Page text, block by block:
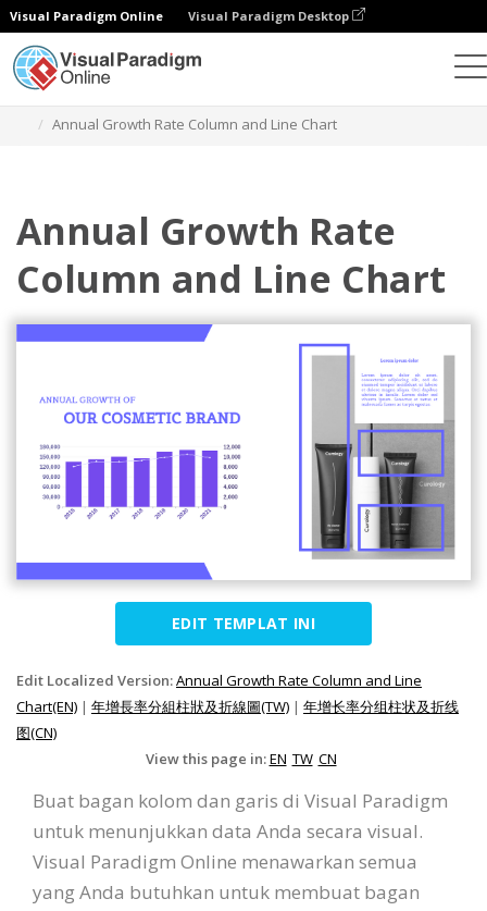
Visual Paradigm Online Visual Paradigm Desktop
Annual Growth Rate Column and Line Chart
Annual Growth Rate
Column and Line Chart
EDIT TEMPLAT INI
Edit Localized Version:Annual Growth Rate Column and Line
Chart(EN) | 年增長率分組柱狀及折線圖(TW) | 年增长率分组柱状及折线
图(CN)
View this page in:EN TW CN
Buat bagan kolom dan garis di Visual Paradigm
untuk menunjukkan data Anda secara visual.
Visual Paradigm Online menawarkan semua
yang Anda butuhkan untuk membuat bagan